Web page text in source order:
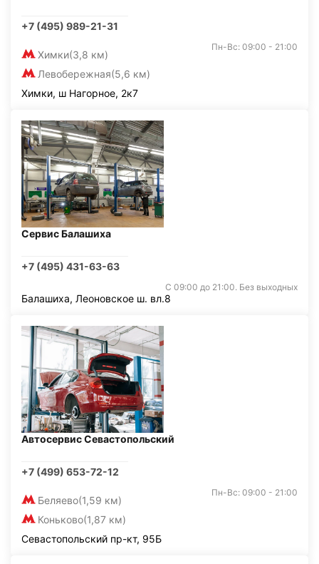
+7 (495) 989-21-31
Химки(3,8 км)
Левобережная(5,6 км)
Пн-Вс: 09:00 - 21:00
Химки, ш Нагорное, 2к7
Сервис Балашиха
+7 (495) 431-63-63
С 09:00 до 21:00. Без выходных
Балашиха, Леоновское ш. вл.8
Автосервис Севастопольский
+7 (499) 653-72-12
Беляево(1,59 км)
Коньково(1,87 км)
Пн-Вс: 09:00 - 21:00
Севастопольский пр-кт, 95Б